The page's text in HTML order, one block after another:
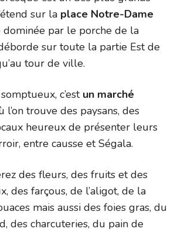
sur la place Notre-Dame
dominée par le porche de la
sur toute la partie Est de
tour de ville.
c’estun marché
l’on trouve des paysans, des
heureux de présenter leurs
entre causse et Ségala.
des fleurs, des fruits et des
des farçous, de l’aligot, de la
mais aussi des foies gras, du
des charcuteries, du pain de